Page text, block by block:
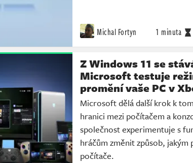
Michal Fortyn 1 minuta
Z Windows 11 se
Microsoft testuje
promění vaše PC v
Microsoft dělá další krok k
hranici mezi počítačem a
společnost experimentuje s
hráčům změnit způsob, jakým
počítače.